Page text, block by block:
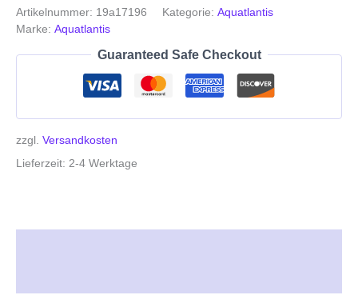
Artikelnummer: 19a17196 Kategorie: Aquatlantis
Marke: Aquatlantis
Guaranteed Safe Checkout
zzgl. Versandkosten
Lieferzeit: 2-4 Werktage